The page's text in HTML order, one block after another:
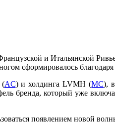
и Итальянской
сформировалось
(AC) и холдинга LVMH (MC),
бренда, который уже
появлением новой